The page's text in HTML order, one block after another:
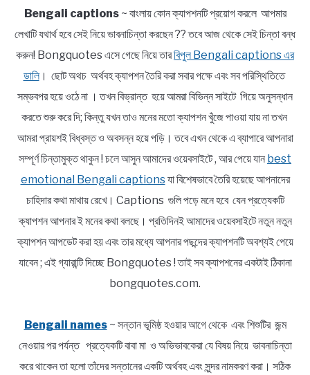
Bengali captions~ বাংলায় কোন ক্যাপশনটি প্রয়োগ করলে আপমার
লেখাটি যথার্থ হবে সেই নিয়ে ভাবনাচিন্তা করছেন ?? তবে আজ থেকে সেই চিন্তা বন্ধ
করুন! Bongquotes এসে গেছে নিয়ে তারবিপুল Bengali captions এর
ডালি। ছোট অথচ অর্থবহ ক্যাপশন তৈরি করা সবার পক্ষে এবং সব পরিস্থিতিতে
সম্ভবপর হয়ে ওঠে না । তখন বিভ্রান্ত হয়ে আমরা বিভিন্ন সাইটে গিয়ে অনুসন্ধান
করতে শুরু করে দি; কিন্তু যখন তাও মনের মতো ক্যাপশন খুঁজে পাওয়া যায় না তখন
আমরা প্রায়শই বিধ্বস্ত ও অবসন্ন হয়ে পড়ি। তবে এখন থেকে এ ব্যাপারে আপনারা
সম্পূর্ণ চিন্তামুক্ত থাকুন ! চলে আসুন আমাদের ওয়েবসাইটে , আর পেয়ে যান best
emotional Bengali captionsযা বিশেষভাবে তৈরি হয়েছে আপনাদের
চাহিদার কথা মাথায় রেখে। Captions গুলি পড়ে মনে হবে যেন প্রত্যেকটি
ক্যাপশন আপনার ই মনের কথা বলছে। প্রতিদিনই আমাদের ওয়েবসাইটে নতুন নতুন
ক্যাপশন আপডেট করা হয় এবং তার মধ্যে আপনার পছন্দের ক্যাপশনটি অবশ্যই পেয়ে
যাবেন ; এই গ্যারান্টি দিচ্ছে Bongquotes ! তাই সব ক্যাপশনের একটাই ঠিকানা
bongquotes.com.
Bengali names~ সন্তান ভূমিষ্ঠ হওয়ার আগে থেকে এবং শিশুটির জন্ম
নেওয়ার পর পর্যন্ত প্রত্যেকটি বাবা মা ও অভিভাবকেরা যে বিষয় নিয়ে ভাবনাচিন্তা
করে থাকেন তা হলো তাঁদের সন্তানের একটি অর্থবহ এবং সুন্দর নামকরণ করা। সঠিক